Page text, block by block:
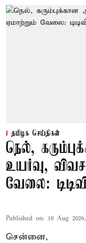
தமிழக செய்திகள்
நெல்,
உயர்வு,
வேலை:
Published on: 10 Aug
சென்னை,